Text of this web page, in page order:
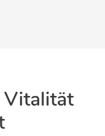
Vitalität